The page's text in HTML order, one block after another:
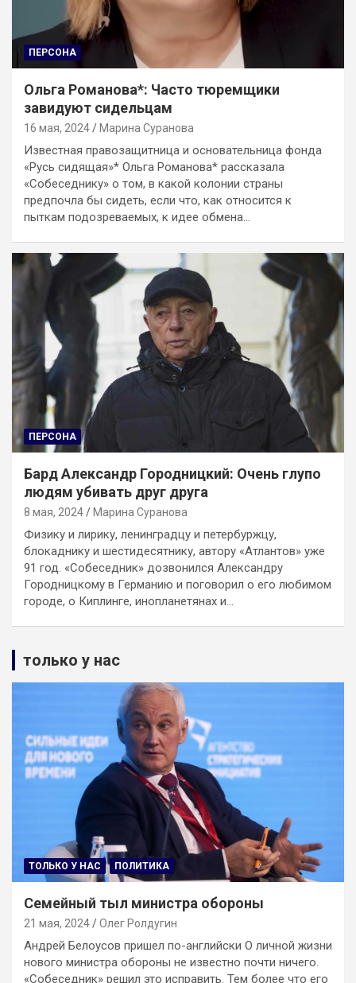
ПЕРСОНА
Ольга Романова*: Часто тюремщики
завидуют сидельцам
16 мая, 2024 Марина Суранова
Известная правозащитница и основательница фонда
«Русь сидящая»* Ольга Романова* рассказала
«Собеседнику» о том, в какой колонии страны
предпочла бы сидеть, если что, как относится к
пыткам подозреваемых, к идее обмена…
ПЕРСОНА
Бард Александр Городницкий: Очень глупо
людям убивать друг друга
8 мая, 2024 Марина Суранова
Физику и лирику, ленинградцу и петербуржцу,
блокаднику и шестидесятнику, автору «Атлантов» уже
91 год. «Собеседник» дозвонился Александру
Городницкому в Германию и поговорил о его любимом
городе, о Киплинге, инопланетянах и…
только у нас
ТОЛЬКО У НАС ПОЛИТИКА
Семейный тыл министра обороны
21 мая, 2024 Олег Ролдугин
Андрей Белоусов пришел по-английски О личной жизни
нового министра обороны не известно почти ничего.
«Собеседник» решил это исправить. Тем более что его